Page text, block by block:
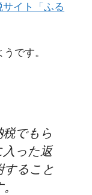
イト「ふる
です。
でもら
入った返
すること